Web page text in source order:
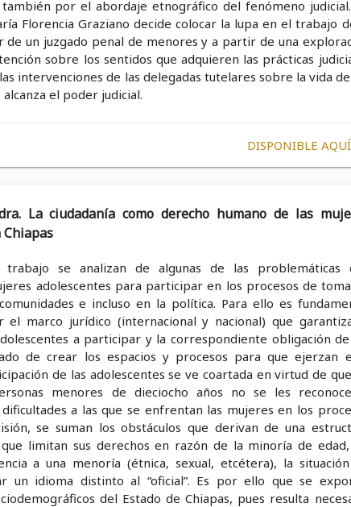
también por el abordaje etnográfico del fenómeno
Florencia Graziano decide colocar la lupa en el trabajo
de un juzgado penal de menores y a partir de una
sobre los sentidos que adquieren las prácticas
intervenciones de las delegadas tutelares sobre la vida
el poder judicial.
DISPONIBLE AQUÍ
La ciudadanía como derecho humano de las
Chiapas
se analizan de algunas de las problemáticas
adolescentes para participar en los procesos de
e incluso en la política. Para ello es
el marco jurídico (internacional y nacional) que
a participar y la correspondiente obligación
de crear los espacios y procesos para que ejerzan
de las adolescentes se ve coartada en virtud de
menores de dieciocho años no se les
dificultades a las que se enfrentan las mujeres en los
se suman los obstáculos que derivan de una
limitan sus derechos en razón de la minoría de
a una menoría (étnica, sexual, etcétera), la
un idioma distinto al “oficial”. Es por ello que se
del Estado de Chiapas, pues resulta